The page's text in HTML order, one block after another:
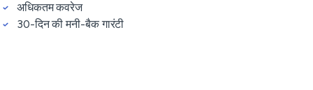
अधिकतम कवरेज
30-दिन की मनी-बैक गारंटी